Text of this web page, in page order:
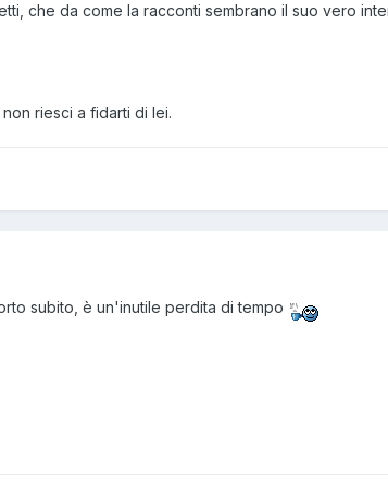
che da come la racconti sembrano il suo vero
riesci a fidarti di lei.
subito, è un'inutile perdita di tempo